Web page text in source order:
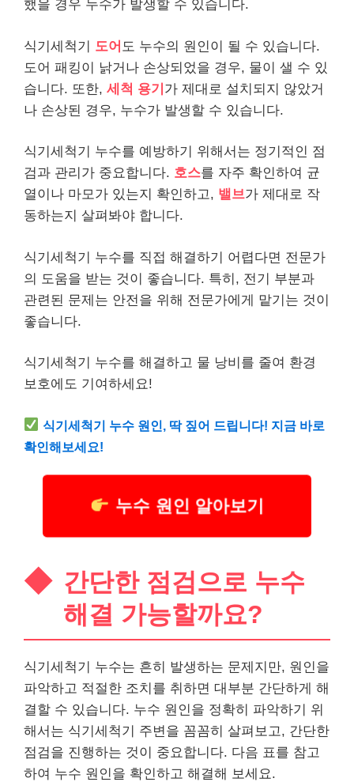
했을 경우 누수가 발생할 수 있습니다.
식기세척기 도어 도 누수의 원인이 될 수 있습니다.
도어 패킹이 낡거나 손상되었을 경우, 물이 샐 수 있
습니다. 또한, 세척 용기 가 제대로 설치되지 않았거
나 손상된 경우, 누수가 발생할 수 있습니다.
식기세척기 누수를 예방하기 위해서는 정기적인 점
검과 관리가 중요합니다. 호스를 자주 확인하여 균
열이나 마모가 있는지 확인하고, 밸브가 제대로 작
동하는지 살펴봐야 합니다.
식기세척기 누수를 직접 해결하기 어렵다면 전문가
의 도움을 받는 것이 좋습니다. 특히, 전기 부분과
관련된 문제는 안전을 위해 전문가에게 맡기는 것이
좋습니다.
식기세척기 누수를 해결하고 물 낭비를 줄여 환경
보호에도 기여하세요!
식기세척기 누수 원인, 딱 짚어 드립니다! 지금 바로
확인해보세요!
누수 원인 알아보기
간단한 점검으로 누수
해결 가능할까요?
식기세척기 누수는 흔히 발생하는 문제지만, 원인을
파악하고 적절한 조치를 취하면 대부분 간단하게 해
결할 수 있습니다. 누수 원인을 정확히 파악하기 위
해서는 식기세척기 주변을 꼼꼼히 살펴보고, 간단한
점검을 진행하는 것이 중요합니다. 다음 표를 참고
하여 누수 원인을 확인하고 해결해 보세요.